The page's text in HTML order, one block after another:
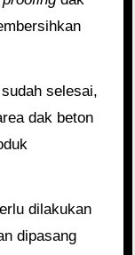
selesai,
dak beton
dilakukan
dipasang